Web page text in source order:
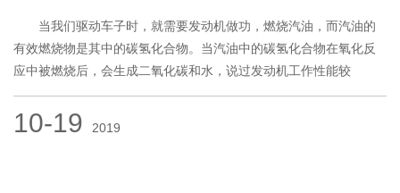
当我们驱动车子时，就需要发动机做功，燃烧汽油，而汽油的
有效燃烧物是其中的碳氢化合物。当汽油中的碳氢化合物在氧化反
应中被燃烧后，会生成二氧化碳和水，说过发动机工作性能较
10-19 2019